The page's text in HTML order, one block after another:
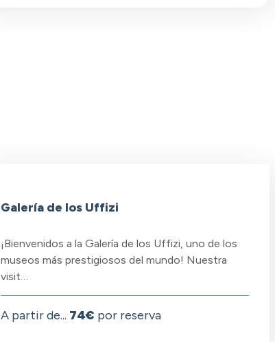
Galería de los Uffizi
¡Bienvenidos a la Galería de los Uffizi, uno de los
museos más prestigiosos del mundo! Nuestra
visit…
A partir de... 74€ por reserva